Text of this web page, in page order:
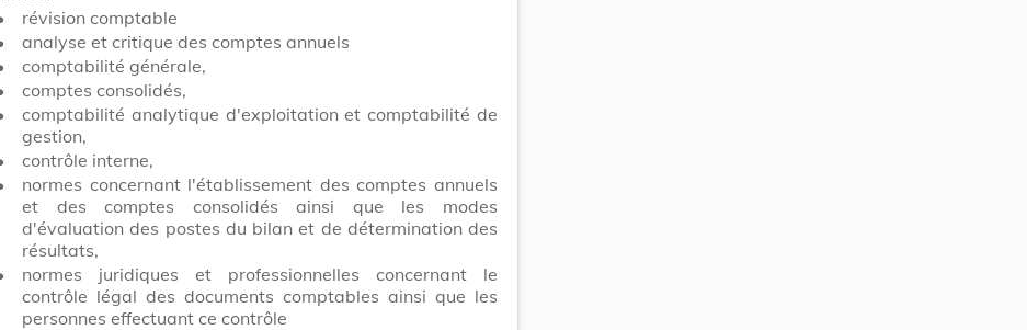
révision comptable
analyse et critique des comptes annuels
comptabilité générale,
comptes consolidés,
comptabilité analytique d'exploitation et comptabilité de
gestion,
contrôle interne,
normes concernant l'établissement des comptes annuels
et des comptes consolidés ainsi que les modes
d'évaluation des postes du bilan et de détermination des
résultats,
normes juridiques et professionnelles concernant le
contrôle légal des documents comptables ainsi que les
personnes effectuant ce contrôle